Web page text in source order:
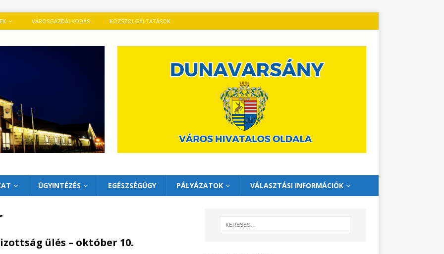
VÁROSGAZDÁLKODÁS KÖZSZOLGÁLTATÁSOK
ÜGYINTÉZÉS EGÉSZSÉGÜGY PÁLYÁZATOK VÁLASZTÁSI INFORMÁCIÓK
ülés – október 10.